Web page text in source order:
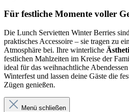
Für festliche Momente voller
Die Lunch Servietten Winter Berries
praktisches Accessoire – sie tragen zu
Atmosphäre bei. Ihre winterliche
festlichen Mahlzeiten im Kreise der
ideal für das weihnachtliche
Winterfest und lassen deine Gäste die
Zügen genießen.
Menü schließen